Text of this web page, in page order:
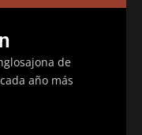
de
año más